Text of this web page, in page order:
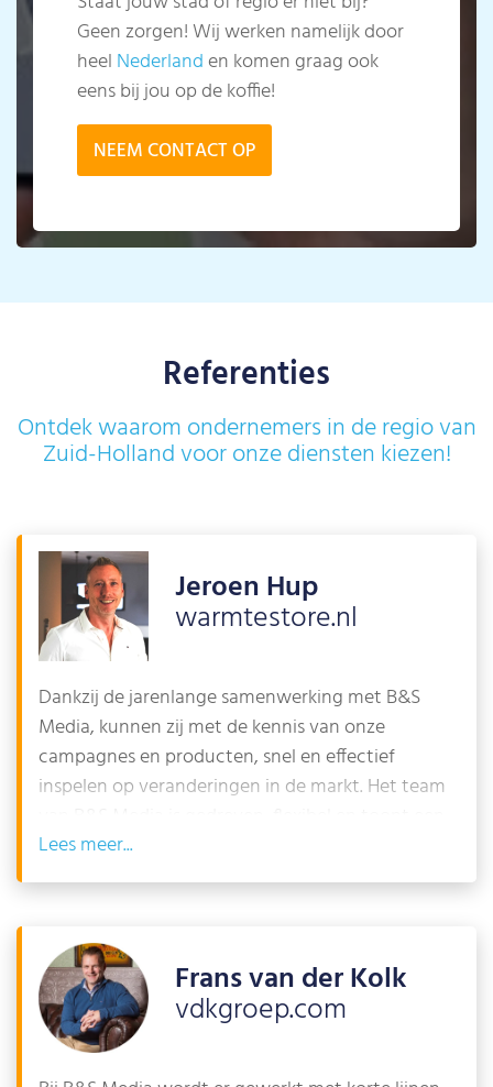
Geen zorgen! Wij werken namelijk door
heel Nederlanden komen graag ook
eens bij jou op de koffie!
NEEM CONTACT OP
Referenties
Ontdek waarom ondernemers in de regio van
Zuid-Holland voor onze diensten kiezen!
Jeroen Hup
warmtestore.nl
Dankzij de jarenlange samenwerking met B&S
Media, kunnen zij met de kennis van onze
campagnes en producten, snel en effectief
inspelen op veranderingen in de markt. Het team
persoonlijke betrokkenheid. Met hun expertise
zorgen zij ervoor dat onze SEA en SEO campagnes
Lees
Frans van der Kolk
vdkgroep.com